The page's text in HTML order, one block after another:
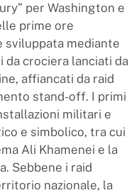
per Washington e
prime ore
sviluppata mediante
da crociera lanciati da
affiancati da raid
stand-off. I primi
militari e
e simbolico, tra cui
Ali Khamenei e la
Sebbene i raid
nazionale, la